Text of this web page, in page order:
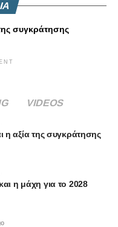
συγκράτησης
VIDEOS
η αξία της συγκράτησης
η μάχη για το 2028